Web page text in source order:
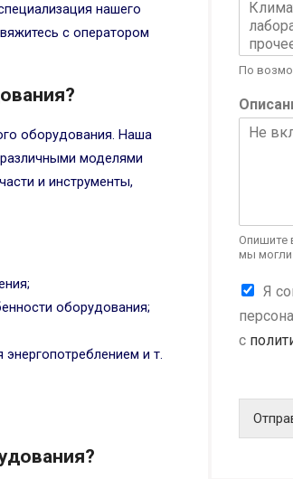
нашего
с оператором
оборудования. Наша
моделями
и инструменты,
оборудования;
и т.
По
Опишите
мы
К
о
н
ф
и
К
н
ф
е
Я
с